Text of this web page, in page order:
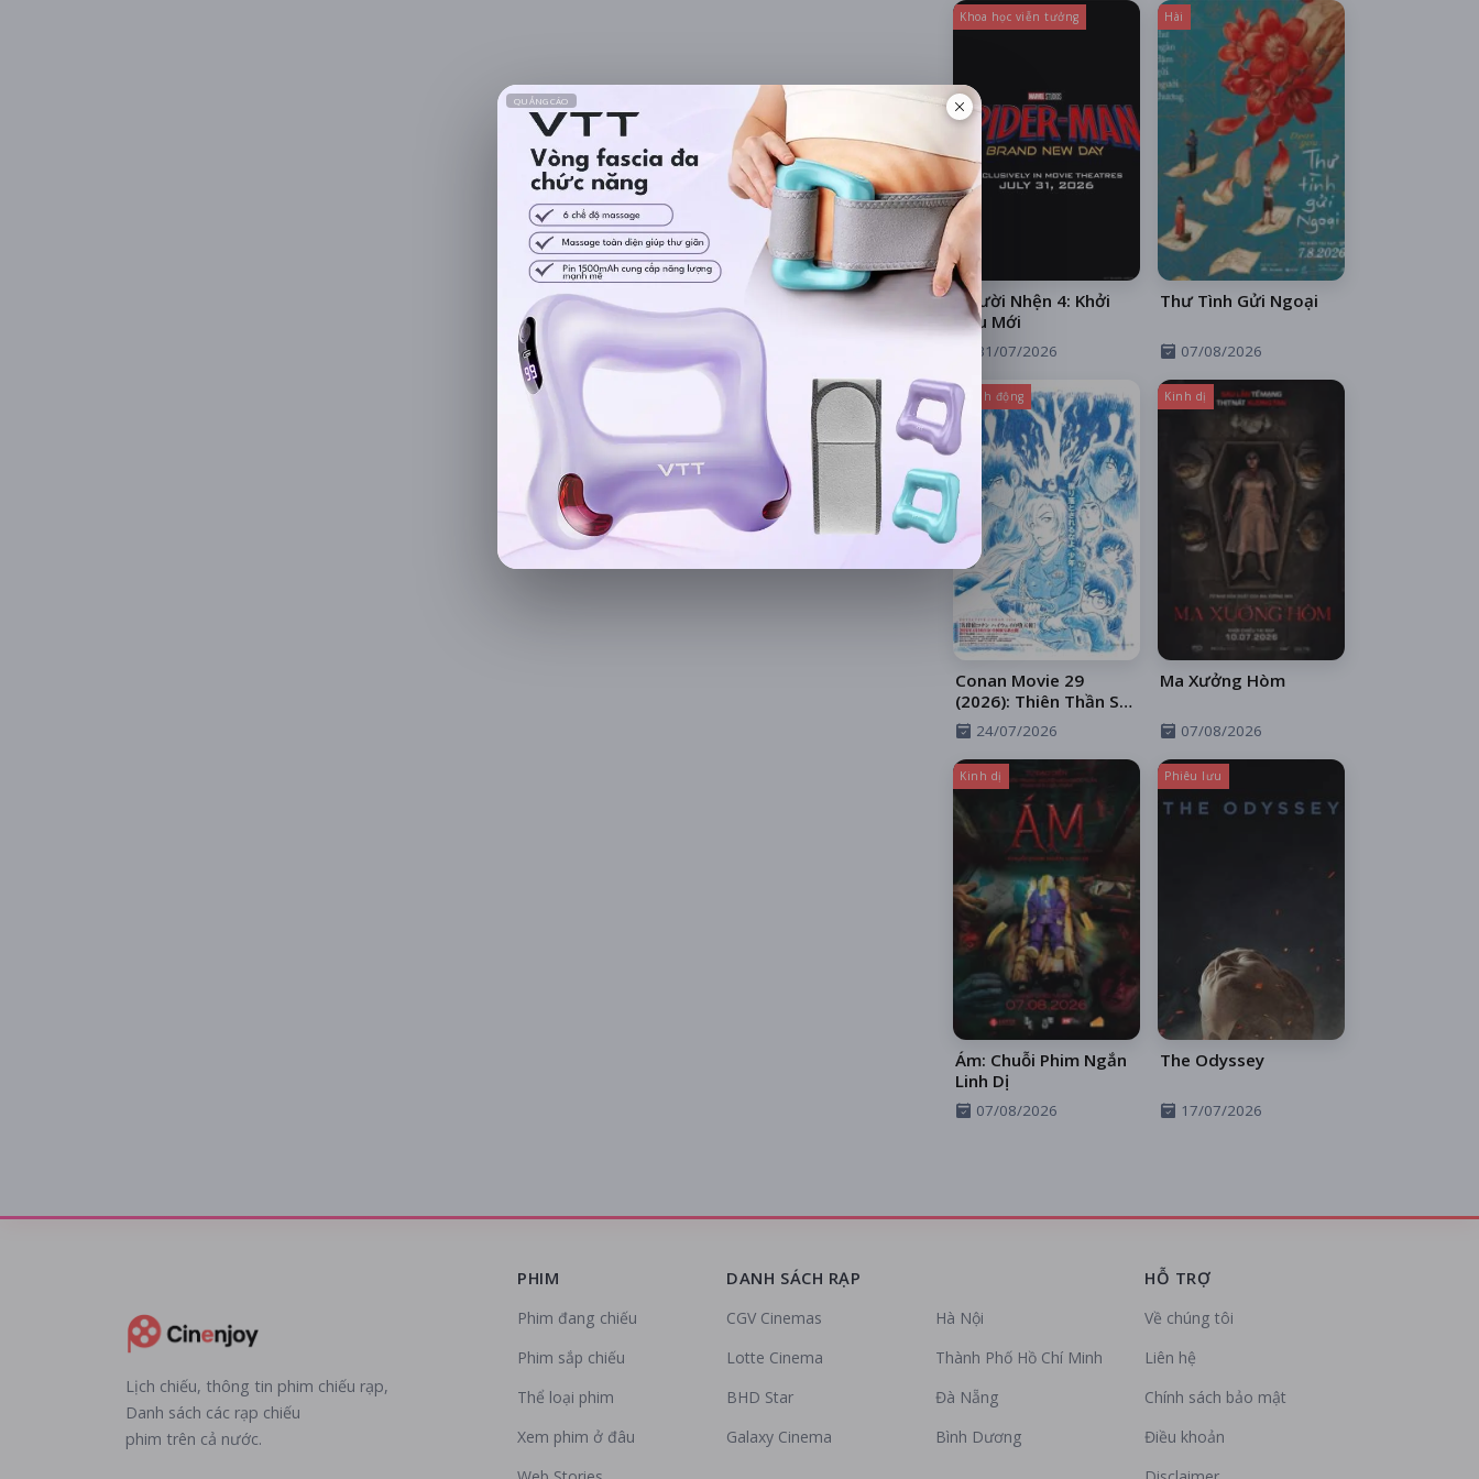
Khoa học viễn tưởng
Người Nhện 4: Khởi
Đầu Mới
31/07/2026
Hài
Thư Tình Gửi Ngoại
07/08/2026
Hành động
Conan Movie 29
(2026): Thiên Thần Sa
Ngã Trên Xa Lộ
24/07/2026
Kinh dị
Ma Xưởng Hòm
07/08/2026
Kinh dị
Ám: Chuỗi Phim Ngắn
Linh Dị
07/08/2026
Phiêu lưu
The Odyssey
17/07/2026
Lịch chiếu, thông tin phim chiếu rạp,
Danh sách các rạp chiếu
phim trên cả nước.
DANH SÁCH RẠP
CGV Cinemas
Lotte Cinema
BHD Star
Galaxy Cinema
Hà Nội
Thành Phố Hồ Chí Minh
Đà Nẵng
Bình Dương
HỖ TRỢ
Về chúng tôi
Liên hệ
Chính sách bảo mật
Điều khoản
PHIM
Phim đang chiếu
Phim sắp chiếu
Thể loại phim
Xem phim ở đâu